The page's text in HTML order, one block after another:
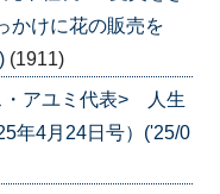
かけに花の販売を
(1911)
アユミ代表> 人生
年4月24日号）('25/0